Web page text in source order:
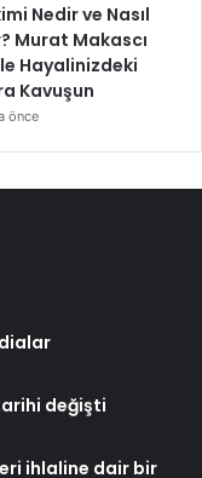
Nedir ve Nasıl
Murat Makascı
Hayalinizdeki
Kavuşun
önce
değişti
ihlaline dair bir